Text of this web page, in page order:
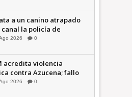
a un canino atrapado
canal la policía de
INFORMATIVA
2026 0
acredita violencia
contra Azucena; fallo
guerra sucia: Octavio
2026 0